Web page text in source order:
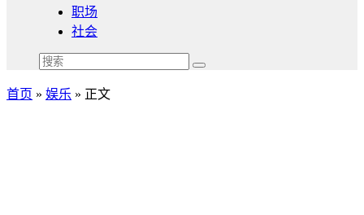
职场
社会
首页 » 娱乐 » 正文